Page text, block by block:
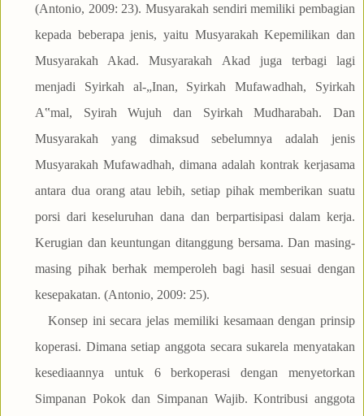
(Antonio, 2009: 23). Musyarakah sendiri memiliki pembagian
kepada beberapa jenis, yaitu Musyarakah Kepemilikan dan
Musyarakah Akad. Musyarakah Akad juga terbagi lagi
menjadi Syirkah al-„Inan, Syirkah Mufawadhah, Syirkah
A‟mal, Syirah Wujuh dan Syirkah Mudharabah. Dan
Musyarakah yang dimaksud sebelumnya adalah jenis
Musyarakah Mufawadhah, dimana adalah kontrak kerjasama
antara dua orang atau lebih, setiap pihak memberikan suatu
porsi dari keseluruhan dana dan berpartisipasi dalam kerja.
Kerugian dan keuntungan ditanggung bersama. Dan masing-
masing pihak berhak memperoleh bagi hasil sesuai dengan
kesepakatan. (Antonio, 2009: 25).
Konsep ini secara jelas memiliki kesamaan dengan prinsip
koperasi. Dimana setiap anggota secara sukarela menyatakan
kesediaannya untuk 6 berkoperasi dengan menyetorkan
Simpanan Pokok dan Simpanan Wajib. Kontribusi anggota